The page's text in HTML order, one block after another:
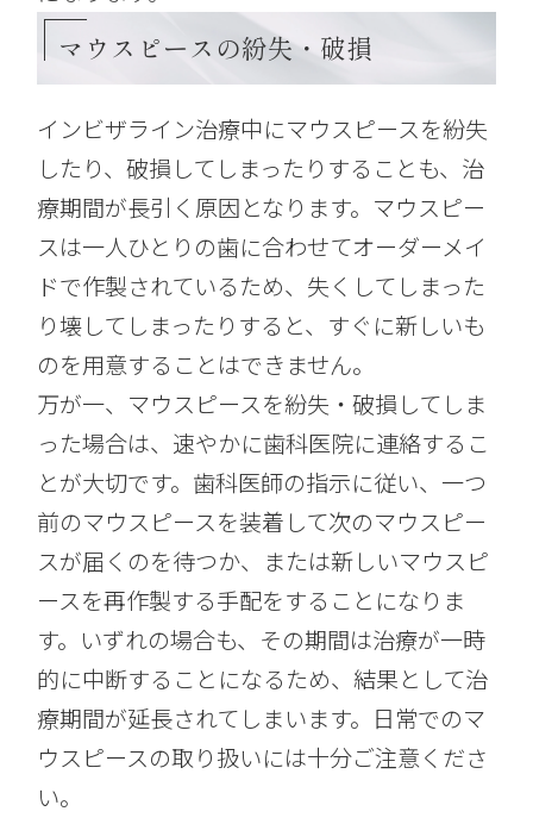
マウスピースの紛失・破損
インビザライン治療中にマウスピースを紛失
したり、破損してしまったりすることも、治
療期間が長引く原因となります。マウスピー
スは一人ひとりの歯に合わせてオーダーメイ
ドで作製されているため、失くしてしまった
り壊してしまったりすると、すぐに新しいも
のを用意することはできません。
万が一、マウスピースを紛失・破損してしま
った場合は、速やかに歯科医院に連絡するこ
とが大切です。歯科医師の指示に従い、一つ
前のマウスピースを装着して次のマウスピー
スが届くのを待つか、または新しいマウスピ
ースを再作製する手配をすることになりま
す。いずれの場合も、その期間は治療が一時
的に中断することになるため、結果として治
療期間が延長されてしまいます。日常でのマ
ウスピースの取り扱いには十分ご注意くださ
い。